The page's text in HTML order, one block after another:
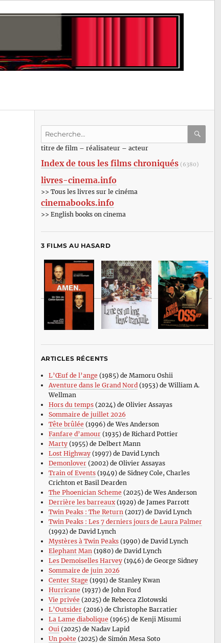
Recherche
:titre de film – réalisateur – acteur
Index de tous les films chroniqués (6380)
livres-cinema.info
>> Tous les livres sur le cinéma
cinemabooks.info
>> English books on cinema
3 FILMS AU HASARD
ARTICLES RÉCENTS
L’Œuf de l’ange (1985) de Mamoru Oshii
Aventure dans le Grand Nord(1953) de William A.
Wellman
Hors du temps(2024) de Olivier Assayas
Sommaire de juillet 2026
Tête brûlée (1996) de Wes Anderson
Fanfare d’amour(1935) de Richard Pottier
Marty(1955) de Delbert Mann
Lost Highway(1997) de David Lynch
Demonlover(2002) de Olivier Assayas
Train of Events(1949) de Sidney Cole, Charles
Crichton et Basil Dearden
The Phoenician Scheme (2025) de Wes Anderson
Derrière les barreaux(1929) de James Parrott
Twin Peaks : The Return (2017) de David Lynch
Twin Peaks : Les 7 derniers jours de Laura Palmer
(1992) de David Lynch
Mystères à Twin Peaks(1990) de David Lynch
Elephant Man (1980) de David Lynch
Les Demoiselles Harvey(1946) de George Sidney
Sommaire de juin 2026
Center Stage (1991) de Stanley Kwan
Hurricane (1937) de John Ford
Vie privée (2025) de Rebecca Zlotowski
L’Outsider(2016) de Christophe Barratier
La Lame diabolique (1965) de Kenji Misumi
Oui (2025) de Nadav Lapid
Un poète (2025) de Simón Mesa Soto